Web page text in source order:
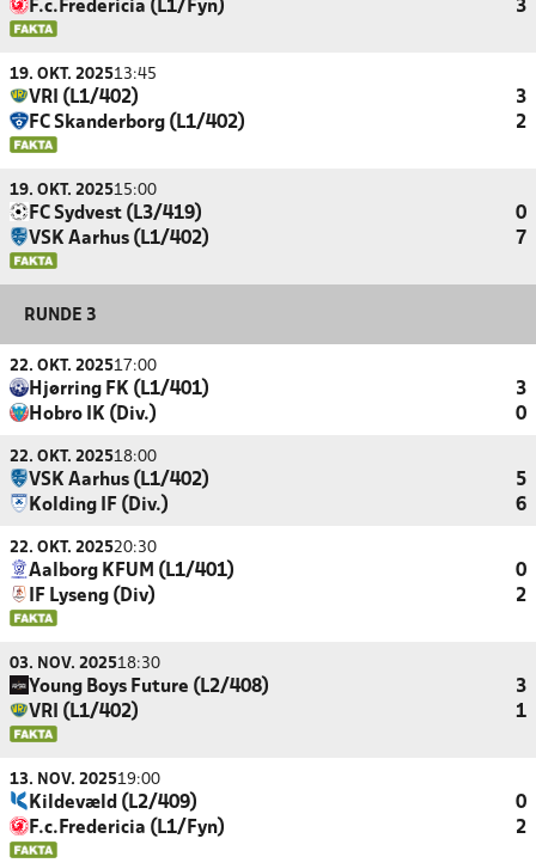
F.c.Fredericia (L1/Fyn)
3
19. OKT. 202513:45
VRI (L1/402)
3
FC Skanderborg (L1/402)
2
19. OKT. 202515:00
FC Sydvest (L3/419)
0
VSK Aarhus (L1/402)
7
RUNDE 3
22. OKT. 202517:00
Hjørring FK (L1/401)
3
Hobro IK (Div.)
0
22. OKT. 202518:00
VSK Aarhus (L1/402)
5
Kolding IF (Div.)
6
22. OKT. 202520:30
Aalborg KFUM (L1/401)
0
IF Lyseng (Div)
2
03. NOV. 202518:30
Young Boys Future (L2/408)
3
VRI (L1/402)
1
13. NOV. 202519:00
Kildevæld (L2/409)
0
F.c.Fredericia (L1/Fyn)
2